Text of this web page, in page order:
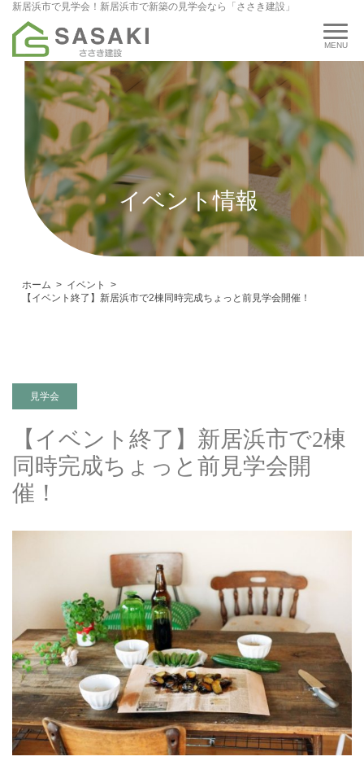
新居浜市で見学会！新居浜市で新築の見学会なら「ささき建設」
イベント情報
ホーム
イベント
【イベント終了】新居浜市で2棟同時完成ちょっと前見学会開催！
見学会
【イベント終了】新居浜市で2棟
同時完成ちょっと前見学会開
催！